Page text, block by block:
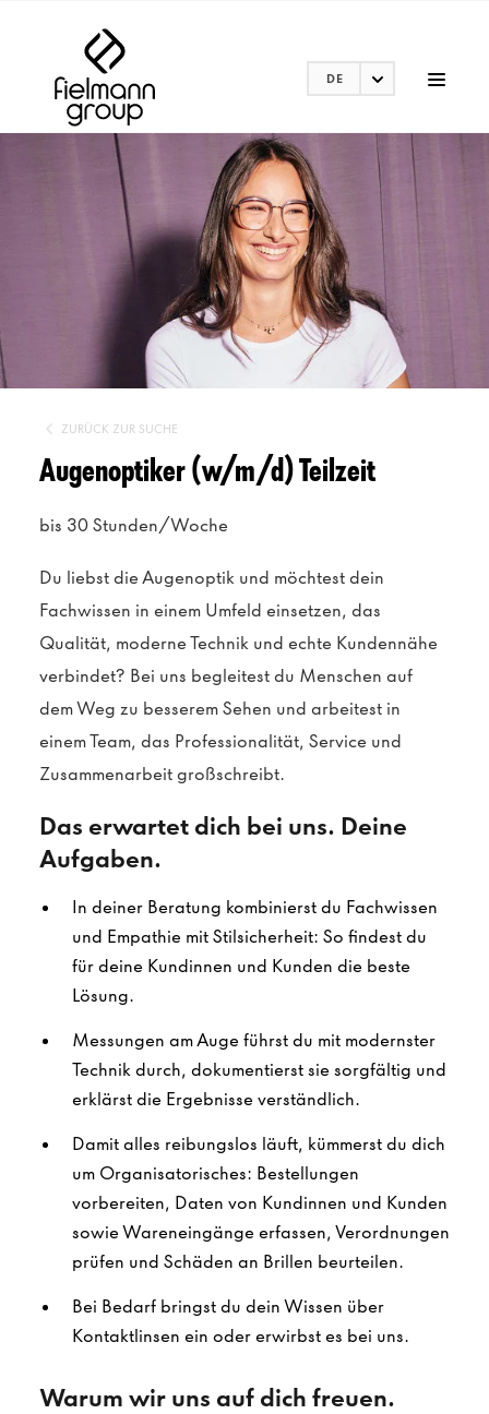
DE
ZURÜCK ZUR SUCHE
Augenoptiker (w/m/d) Teilzeit
bis 30 Stunden/Woche
Du liebst die Augenoptik und möchtest dein
Fachwissen in einem Umfeld einsetzen, das
Qualität, moderne Technik und echte Kundennähe
verbindet? Bei uns begleitest du Menschen auf
dem Weg zu besserem Sehen und arbeitest in
einem Team, das Professionalität, Service und
Zusammenarbeit großschreibt.
Das erwartet dich bei uns. Deine
Aufgaben.
In deiner Beratung kombinierst du Fachwissen
und Empathie mit Stilsicherheit: So findest du
für deine Kundinnen und Kunden die beste
Lösung.
Messungen am Auge führst du mit modernster
Technik durch, dokumentierst sie sorgfältig und
erklärst die Ergebnisse verständlich.
Damit alles reibungslos läuft, kümmerst du dich
um Organisatorisches: Bestellungen
vorbereiten, Daten von Kundinnen und Kunden
sowie Wareneingänge erfassen, Verordnungen
prüfen und Schäden an Brillen beurteilen.
Bei Bedarf bringst du dein Wissen über
Kontaktlinsen ein oder erwirbst es bei uns.
Warum wir uns auf dich freuen.